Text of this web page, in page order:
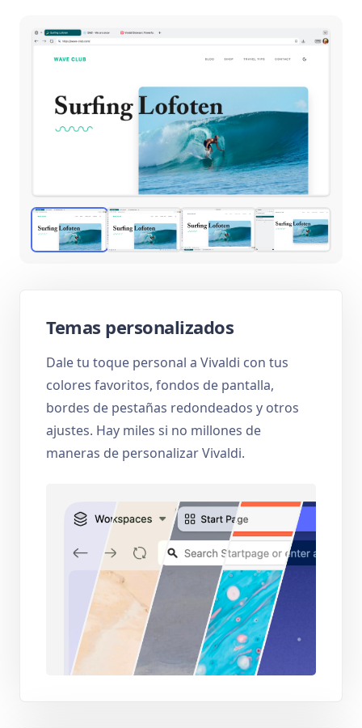
Temas personalizados
Dale tu toque personal a Vivaldi con tus
colores favoritos, fondos de pantalla,
bordes de pestañas redondeados y otros
ajustes. Hay miles si no millones de
maneras de personalizar Vivaldi.